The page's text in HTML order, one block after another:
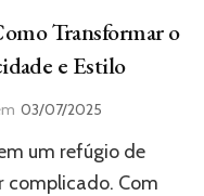
Transformar o
e Estilo
03/07/2025
um refúgio de
complicado. Com